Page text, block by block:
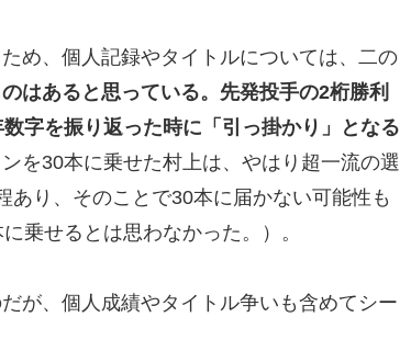
め、個人記録やタイトルについては、二の
はあると思っている。先発投手の2桁勝利
字を振り返った時に「引っ掛かり」となる
を30本に乗せた村上は、やはり超一流の選
り、そのことで30本に届かない可能性も
乗せるとは思わなかった。）。
が、個人成績やタイトル争いも含めてシー